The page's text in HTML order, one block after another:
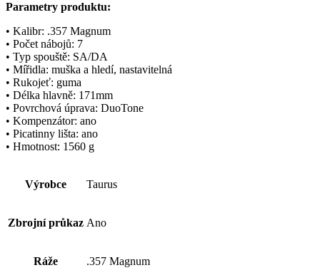
Parametry produktu:
• Kalibr: .357 Magnum
• Počet nábojů: 7
• Typ spouště: SA/DA
• Mířidla: muška a hledí, nastavitelná
• Rukojeť: guma
• Délka hlavně: 171mm
• Povrchová úprava: DuoTone
• Kompenzátor: ano
• Picatinny lišta: ano
• Hmotnost: 1560 g
Výrobce Taurus
Zbrojní průkaz Ano
Ráže .357 Magnum